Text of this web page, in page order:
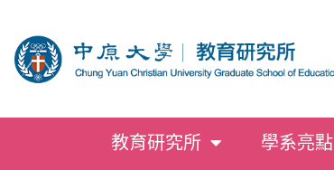
教育研究所 學系亮點